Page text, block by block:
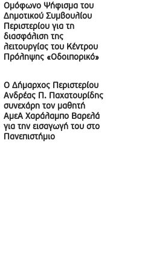
Ομόφωνο Ψήφισμα του
Δημοτικού Συμβουλίου
Περιστερίου για τη
διασφάλιση της
λειτουργίας του Κέντρου
Πρόληψης «Οδοιπορικό»
Ο Δήμαρχος Περιστερίου
Ανδρέας Π. Παχατουρίδης
συνεχάρη τον μαθητή
ΑμεΑ Χαράλαμπο Βαρελά
για την εισαγωγή του στο
Πανεπιστήμιο